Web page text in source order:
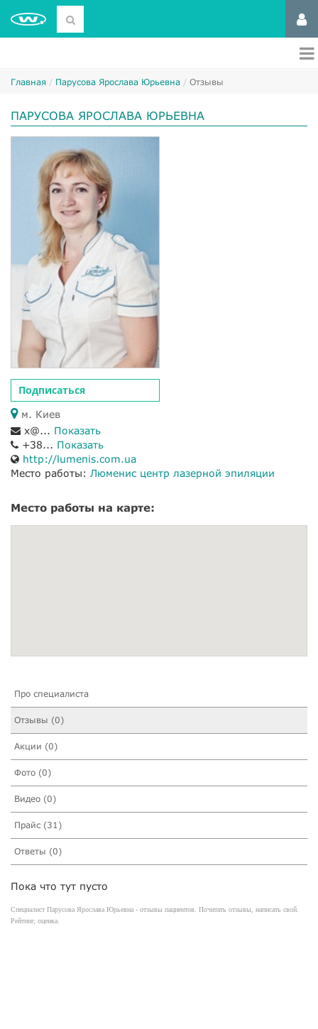
Главная Парусова Ярослава Юрьевна Отзывы
ПАРУСОВА ЯРОСЛАВА ЮРЬЕВНА
Подписаться
м. Киев
x@... Показать
+38... Показать
http://lumenis.com.ua
Место работы: Люменис центр лазерной эпиляции
Место работы на карте:
Про специалиста
Отзывы (0)
Акции (0)
Фото (0)
Видео (0)
Прайс (31)
Ответы (0)
Пока что тут пусто
Специалист Парусова Ярослава Юрьевна - отзывы пациентов. Почитать отзывы, написать свой.
Рейтинг, оценка.